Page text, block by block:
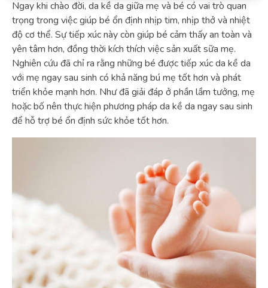
Ngay khi chào đời, da kề da giữa mẹ và bé có vai trò quan
trọng trong việc giúp bé ổn định nhịp tim, nhịp thở và nhiệt
độ cơ thể. Sự tiếp xúc này còn giúp bé cảm thấy an toàn và
yên tâm hơn, đồng thời kích thích việc sản xuất sữa mẹ.
Nghiên cứu đã chỉ ra rằng những bé được tiếp xúc da kề da
với mẹ ngay sau sinh có khả năng bú mẹ tốt hơn và phát
triển khỏe mạnh hơn. Như đã giải đáp ở phần lầm tưởng, mẹ
hoặc bố nên thực hiện phương pháp da kề da ngay sau sinh
để hỗ trợ bé ổn định sức khỏe tốt hơn.